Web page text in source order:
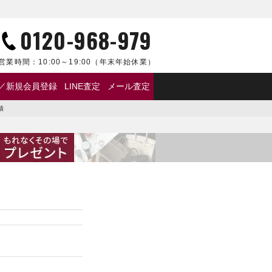
0120-968-979
業時間： 10:00～19:00 （年末年始休業）
新規会員登録 LINE査定 メール査定